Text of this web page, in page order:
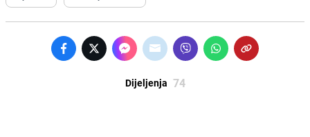
Dijeljenja 74